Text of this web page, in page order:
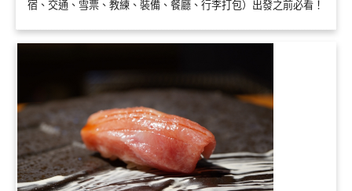
宿、交通、雪票、教練、裝備、餐廳、行李打包）出發之前必看！